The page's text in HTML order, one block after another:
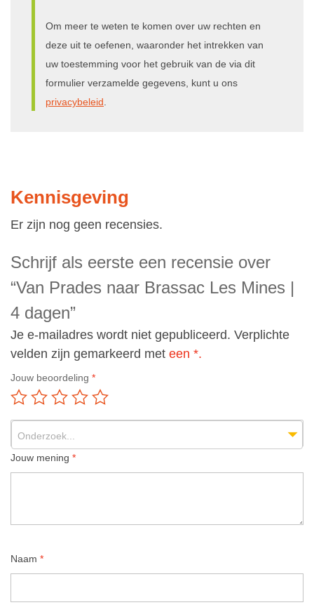
Om meer te weten te komen over uw rechten en
deze uit te oefenen, waaronder het intrekken van
uw toestemming voor het gebruik van de via dit
formulier verzamelde gegevens, kunt u ons
privacybeleid
Kennisgeving
Er zijn nog geen recensies.
Schrijf als eerste een recensie over
“Van Prades naar Brassac Les Mines |
4 dagen”
Je e-mailadres wordt niet gepubliceerd. Verplichte
velden zijn gemarkeerd met een *.
Jouw beoordeling *
Onderzoek...
Jouw mening *
Naam *